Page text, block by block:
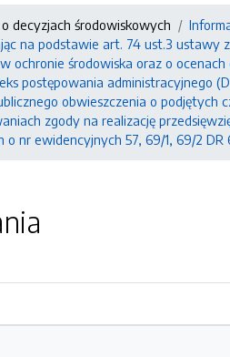
decyzjach środowiskowych
na podstawie art. 74 ust.3
ochronie środowiska oraz o
postępowania administracyjnego
obwieszczenia o
zgody na realizację
nr ewidencyjnych 57, 69/1, 69/2